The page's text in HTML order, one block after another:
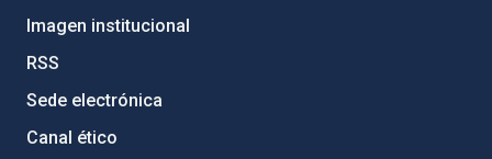
Imagen institucional
RSS
Sede electrónica
Canal ético